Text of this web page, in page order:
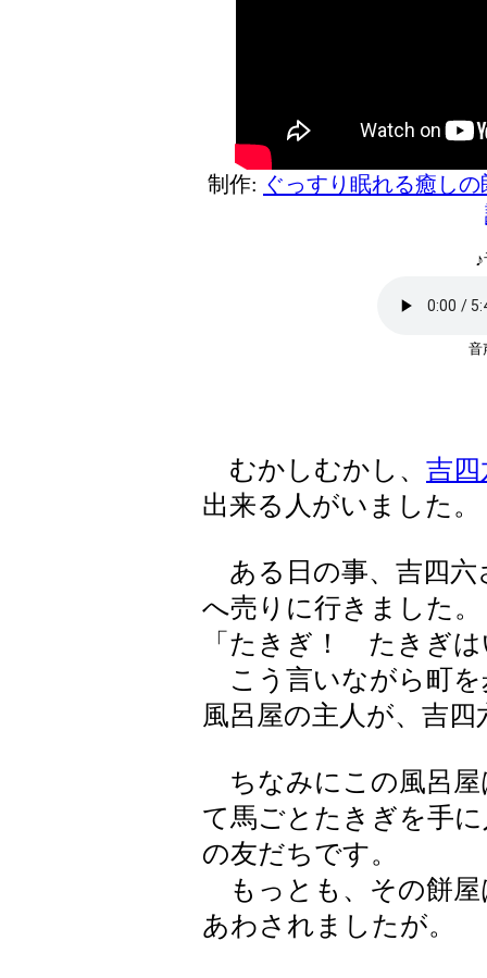
制作: ぐっすり眠れる癒し
むかしむかし、 吉
出来る人がいました。
ある日の事、吉四六
へ売りに行きました。
「たきぎ！ たきぎ
こう言いながら町を
風呂屋の主人が、吉
ちなみにこの風呂屋
て馬ごとたきぎを手
の友だちです。
もっとも、その餅屋
あわされましたが。